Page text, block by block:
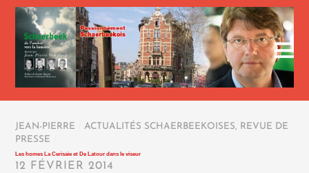
JEAN-PIERRE ACTUALITÉS SCHAERBEEKOISES,
REVUE DE
PRESSE
Les homes La Cerisaie et De Latour dans le viseur
12 FÉVRIER 2014